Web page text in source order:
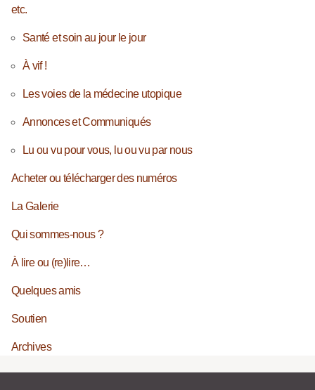
etc.
Santé et soin au jour le jour
À vif !
Les voies de la médecine utopique
Annonces et Communiqués
Lu ou vu pour vous, lu ou vu par nous
Acheter ou télécharger des numéros
La Galerie
Qui sommes-nous ?
À lire ou (re)lire…
Quelques amis
Soutien
Archives